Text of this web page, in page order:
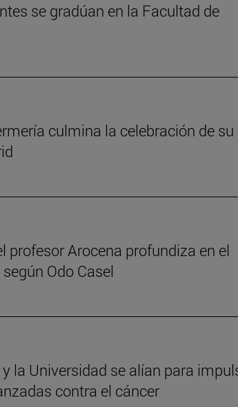
se gradúan en la Facultad de
culmina la celebración de su
profesor Arocena profundiza en el
Odo Casel
la Universidad se alían para
contra el cáncer